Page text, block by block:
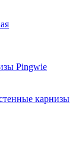
Pingwie
карнизы